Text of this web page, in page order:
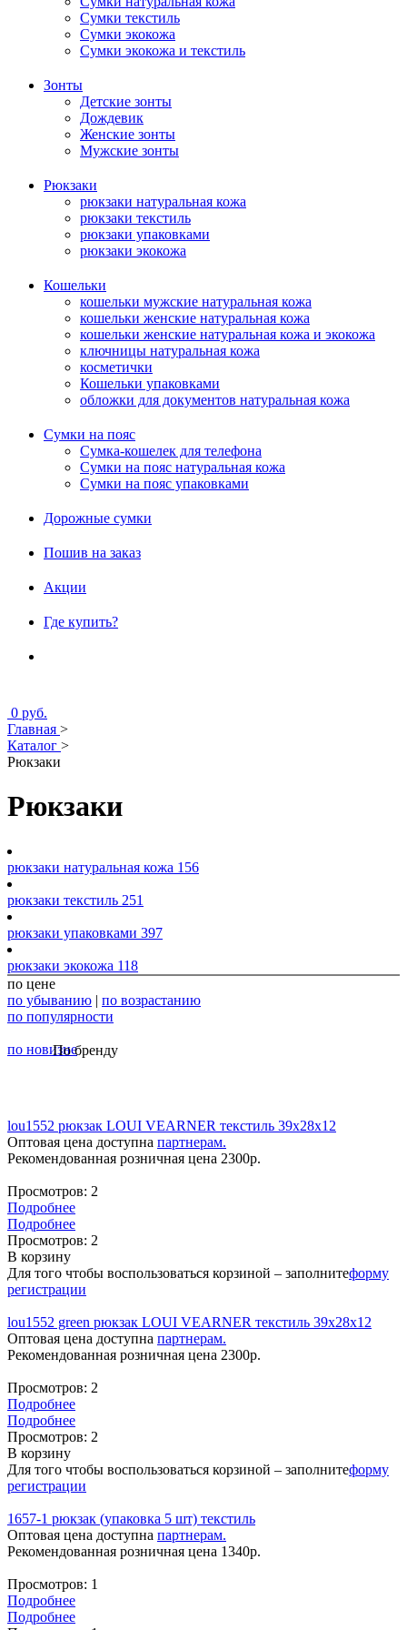
Сумки текстиль
Сумки экокожа
Сумки экокожа и текстиль
Зонты
Детские зонты
Дождевик
Женские зонты
Мужские зонты
Рюкзаки
рюкзаки натуральная кожа
рюкзаки текстиль
рюкзаки упаковками
рюкзаки экокожа
Кошельки
кошельки мужские натуральная кожа
кошельки женские натуральная кожа
кошельки женские натуральная кожа и экокожа
ключницы натуральная кожа
косметички
Кошельки упаковками
обложки для документов натуральная кожа
Сумки на пояс
Сумка-кошелек для телефона
Сумки на пояс натуральная кожа
Сумки на пояс упаковками
Дорожные сумки
Пошив на заказ
Акции
Где купить?
0 руб.
Главная >
Каталог >
Рюкзаки
Рюкзаки
рюкзаки натуральная кожа 156
рюкзаки текстиль 251
рюкзаки упаковками 397
рюкзаки экокожа 118
по цене
по убыванию | по возрастанию
по популярности
по новизнеПо бренду
lou1552 рюкзак LOUI VEARNER текстиль 39х28х12
Оптовая цена доступна партнерам.
Рекомендованная розничная цена 2300р.
Просмотров: 2
Подробнее
Подробнее
Просмотров: 2
В корзину
Для того чтобы воспользоваться корзиной – заполнитеформу
регистрации
lou1552 green рюкзак LOUI VEARNER текстиль 39х28х12
Оптовая цена доступна партнерам.
Рекомендованная розничная цена 2300р.
Просмотров: 2
Подробнее
Подробнее
Просмотров: 2
В корзину
Для того чтобы воспользоваться корзиной – заполнитеформу
регистрации
1657-1 рюкзак (упаковка 5 шт) текстиль
Оптовая цена доступна партнерам.
Рекомендованная розничная цена 1340р.
Просмотров: 1
Подробнее
Подробнее